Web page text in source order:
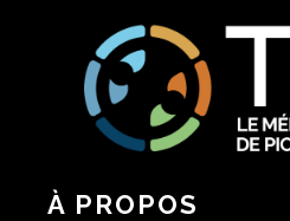
À PROPOS